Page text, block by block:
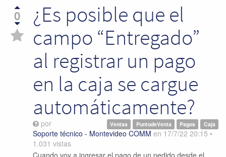
0
¿Es posible que el
campo “Entregado”
al registrar un pago
en la caja se cargue
automáticamente?
Ventas PuntodeVenta Pagos Caja
por
Soporte técnico - Montevideo COMM en 17/7/22 20:15 •
1.031 vistas